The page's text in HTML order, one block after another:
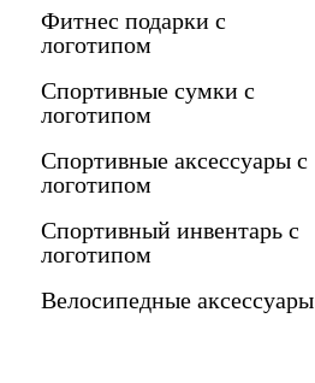
Фитнес подарки с
логотипом
Спортивные сумки с
логотипом
Спортивные аксессуары с
логотипом
Спортивный инвентарь с
логотипом
Велосипедные аксессуары